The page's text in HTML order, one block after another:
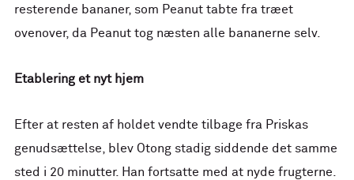
resterende bananer, som Peanut tabte fra træet
ovenover, da Peanut tog næsten alle bananerne selv.
Etablering et nyt hjem
Efter at resten af ​​holdet vendte tilbage fra Priskas
genudsættelse, blev Otong stadig siddende det samme
sted i 20 minutter. Han fortsatte med at nyde frugterne.